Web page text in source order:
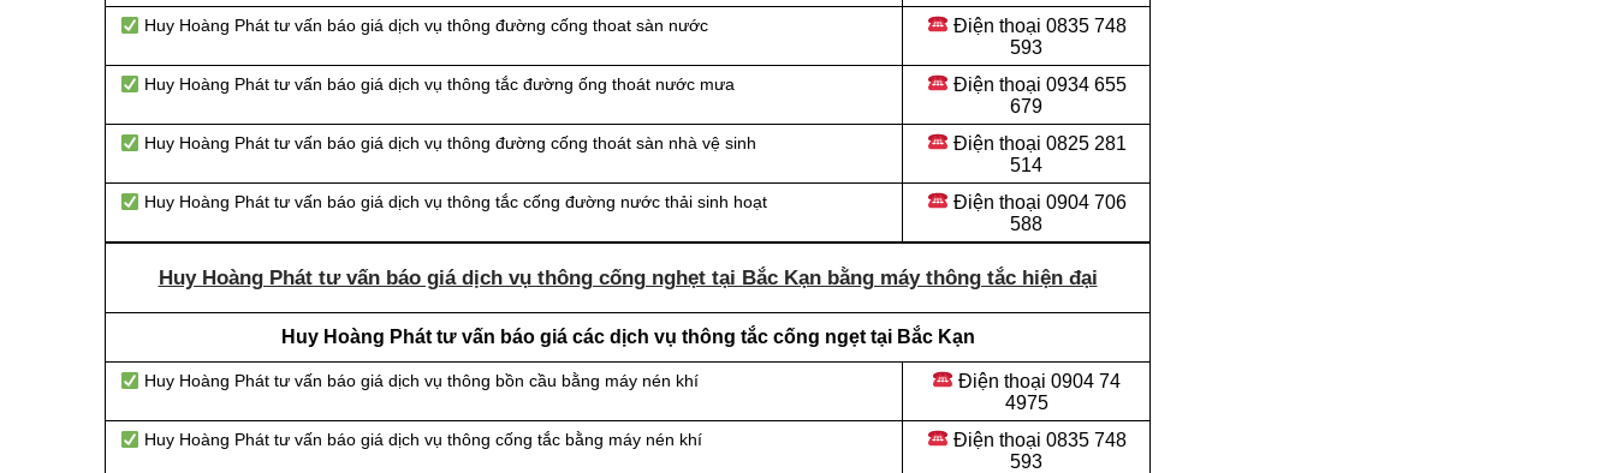
Huy Hoàng Phát tư vấn báo giá dịch vụ thông đường cống thoat sàn nước Điện thoại 0835 748
593
Huy Hoàng Phát tư vấn báo giá dịch vụ thông tắc đường ống thoát nước mưa Điện thoại 0934 655
679
Huy Hoàng Phát tư vấn báo giá dịch vụ thông đường cống thoát sàn nhà vệ sinh Điện thoại 0825 281
514
Huy Hoàng Phát tư vấn báo giá dịch vụ thông tắc cống đường nước thải sinh hoạt Điện thoại 0904 706
588
Huy Hoàng Phát tư vấn báo giá dịch vụ thông cống nghẹt tại Bắc Kạn bằng máy thông tắc hiện đại
Huy Hoàng Phát tư vấn báo giá các dịch vụ thông tắc cống ngẹt tại Bắc Kạn
Huy Hoàng Phát tư vấn báo giá dịch vụ thông bồn cầu bằng máy nén khí Điện thoại 0904 74
4975
Huy Hoàng Phát tư vấn báo giá dịch vụ thông cống tắc bằng máy nén khí Điện thoại 0835 748
593